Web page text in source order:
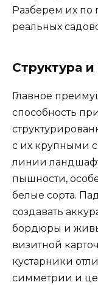
Разберем их по
реальных
Структура и
Главное
способность
с их крупными
линии
пышности,
белые сорта.
создавать
бордюры и
визитной
кустарники
симметрии и